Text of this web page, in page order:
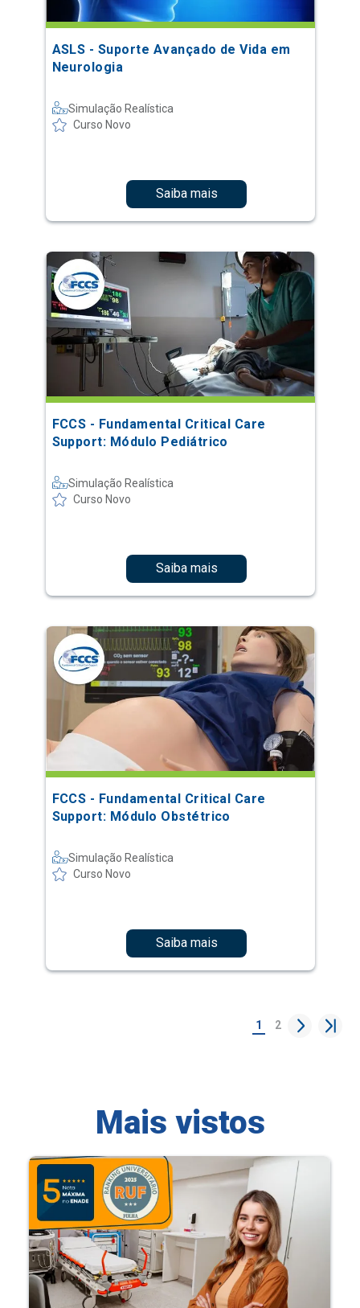
ASLS - Suporte Avançado de Vida em
Neurologia
Simulação Realística
Curso Novo
Saiba mais
FCCS - Fundamental Critical Care
Support: Módulo Pediátrico
Simulação Realística
Curso Novo
Saiba mais
FCCS - Fundamental Critical Care
Support: Módulo Obstétrico
Simulação Realística
Curso Novo
Saiba mais
1 2
Mais vistos